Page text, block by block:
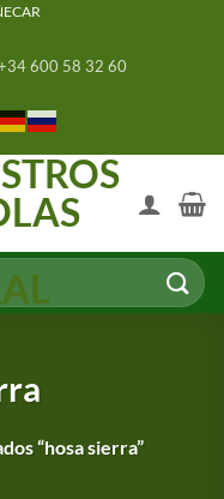
600 58 32 60
“hosa sierra”